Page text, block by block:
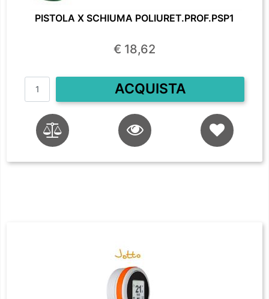
PISTOLA X SCHIUMA POLIURET.PROF.PSP1
€ 18,62
Quantità
ACQUISTA